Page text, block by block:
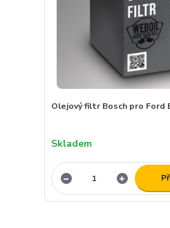
Olejový filtr Bosch pro Ford
Skladem